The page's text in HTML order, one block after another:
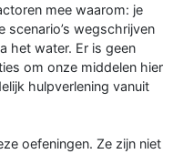
mee waarom: je
scenario’s wegschrijven
het water. Er is geen
om onze middelen hier
hulpverlening vanuit
oefeningen. Ze zijn niet